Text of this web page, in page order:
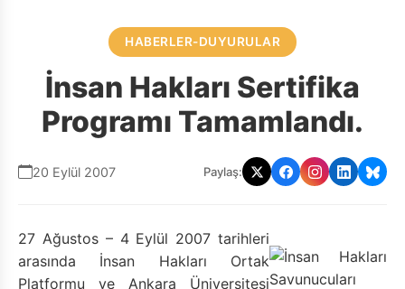
HABERLER-DUYURULAR
İnsan Hakları Sertifika
Programı Tamamlandı.
20 Eylül 2007 Paylaş:
27 Ağustos – 4 Eylül 2007 tarihleri
arasında İnsan Hakları Ortak
Platformu ve Ankara Üniversitesi